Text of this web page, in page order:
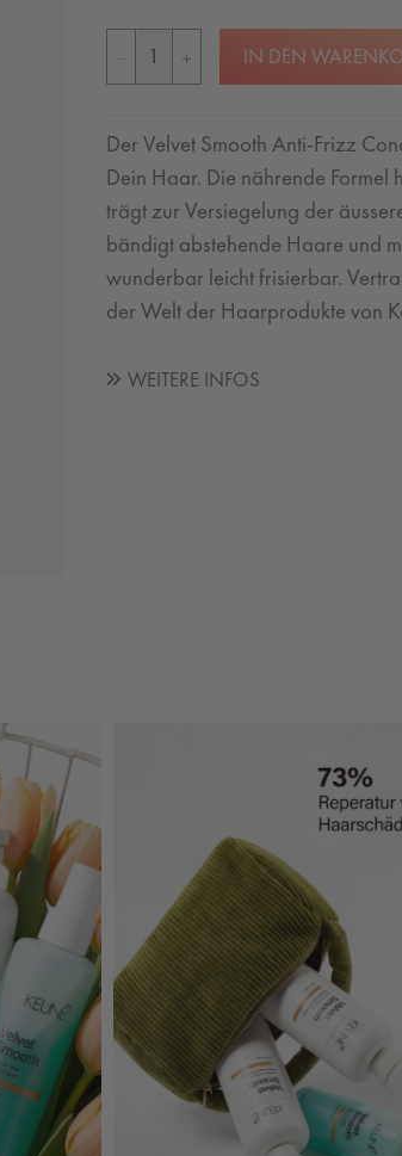
IN DEN
Der Velvet Smooth Anti-Frizz
Dein Haar. Die nährende
trägt zur Versiegelung der
bändigt abstehende Haare und
wunderbar leicht frisierbar.
der Welt der Haarprodukte von
WEITERE INFOS